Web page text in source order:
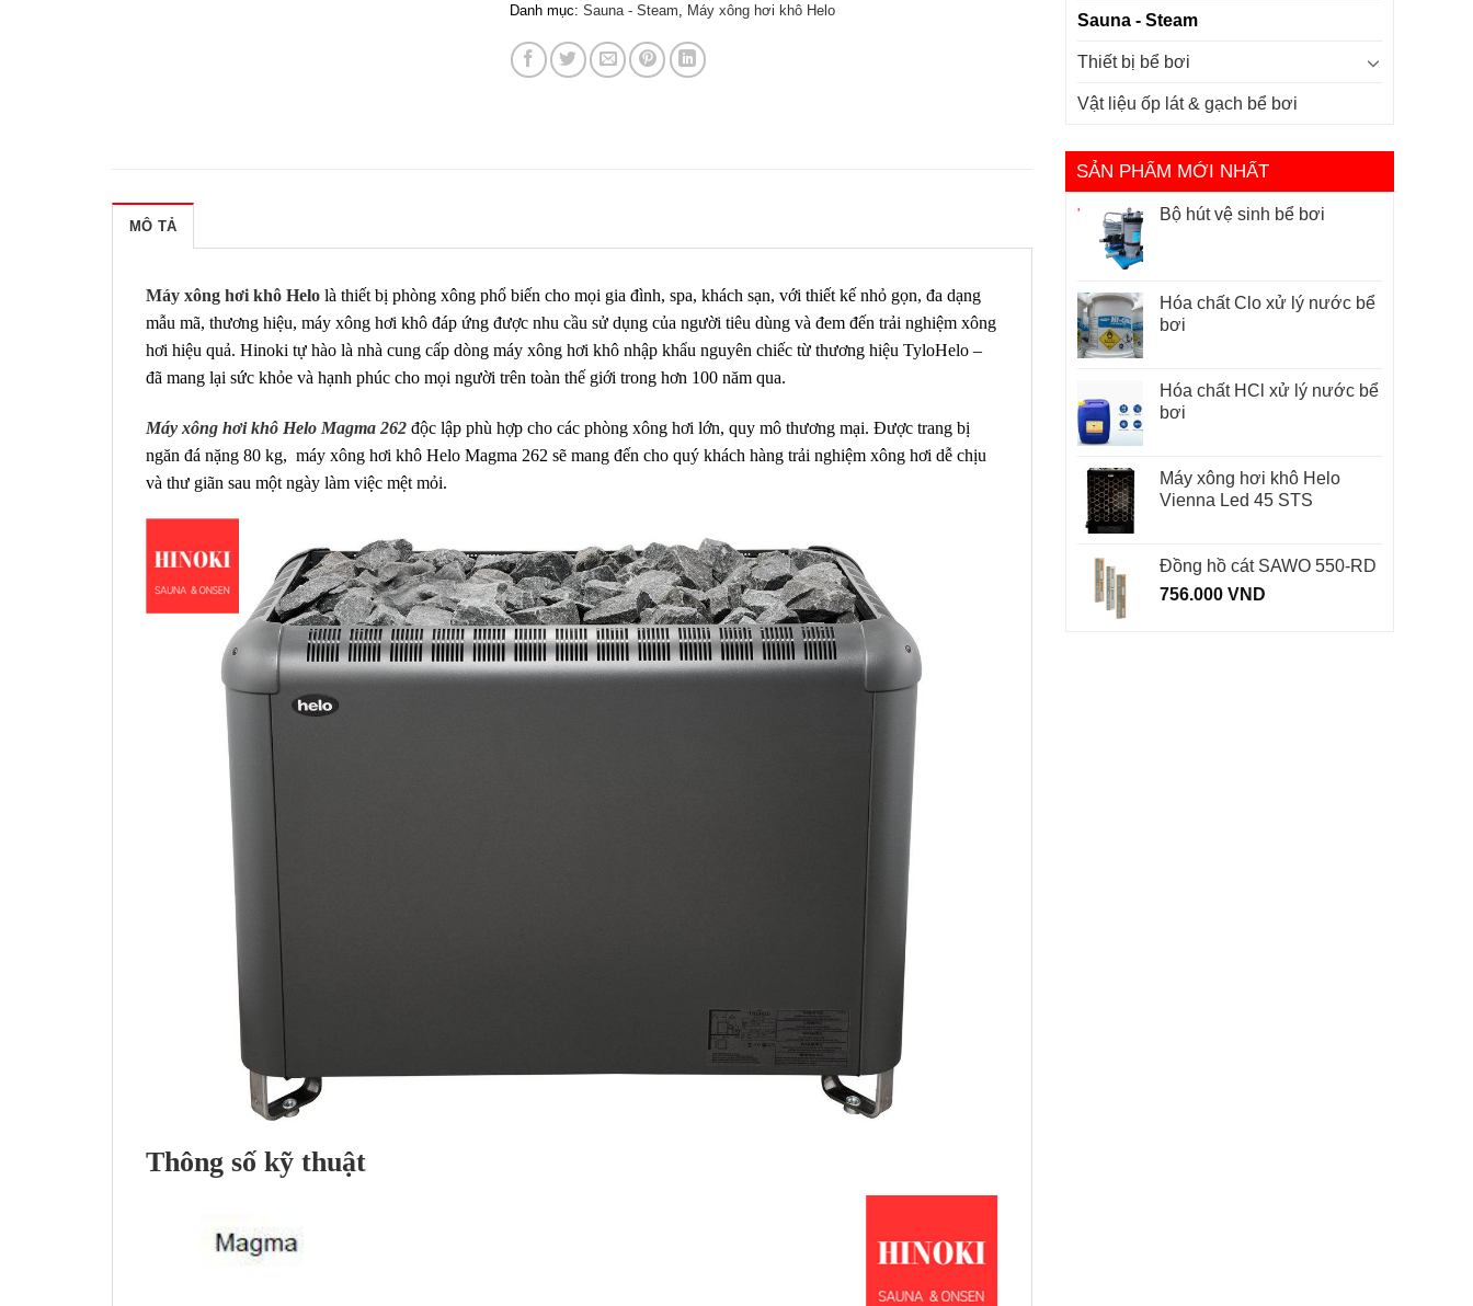
Sauna - Steam
Thiết bị bể bơi
Vật liệu ốp lát & gạch bể bơi
SẢN PHẨM MỚI NHẤT
Bộ hút vệ sinh bể bơi
Hóa chất Clo xử lý nước bể
bơi
Hóa chất HCl xử lý nước bể
bơi
Máy xông hơi khô Helo
Vienna Led 45 STS
Đồng hồ cát SAWO 550-RD
756.000 VND
Danh mục: Sauna - Steam Máy xông hơi khô Helo
MÔ TẢ
Máy xông hơi khô Helo là thiết bị phòng xông phổ biến cho mọi gia đình, spa, khách sạn, với thiết kế nhỏ gọn, đa dạng
mẫu mã, thương hiệu, máy xông hơi khô đáp ứng được nhu cầu sử dụng của người tiêu dùng và đem đến trải nghiệm xông
hơi hiệu quả. Hinoki tự hào là nhà cung cấp dòng máy xông hơi khô nhập khẩu nguyên chiếc từ thương hiệu TyloHelo –
đã mang lại sức khỏe và hạnh phúc cho mọi người trên toàn thế giới trong hơn 100 năm qua.
Máy xông hơi khô Helo Magma 262 độc lập phù hợp cho các phòng xông hơi lớn, quy mô thương mại. Được trang bị
ngăn đá nặng 80 kg, máy xông hơi khô Helo Magma 262 sẽ mang đến cho quý khách hàng trải nghiệm xông hơi dễ chịu
và thư giãn sau một ngày làm việc mệt mỏi.
Thông số kỹ thuật